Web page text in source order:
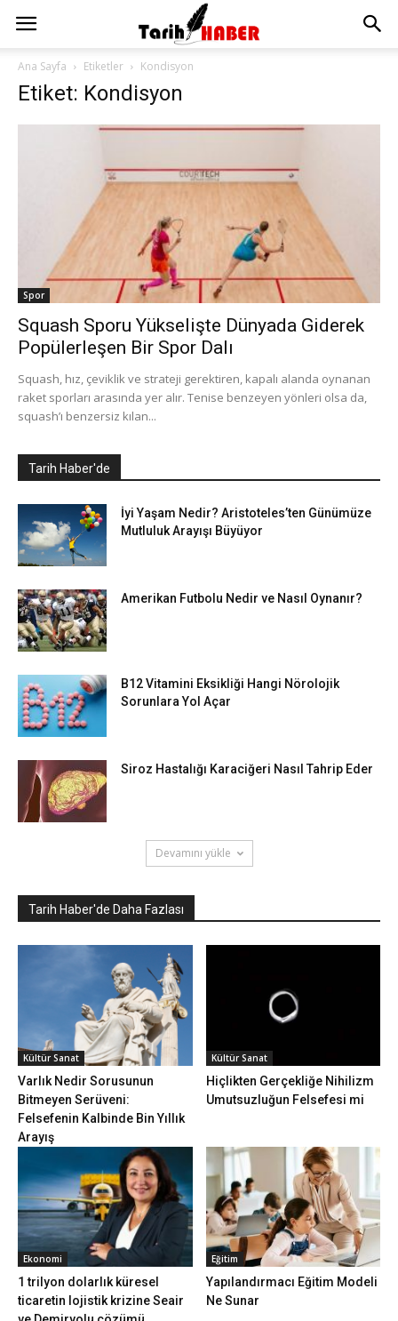
Ana Sayfa Etiketler Kondisyon
Etiket: Kondisyon
Spor
Squash Sporu Yükselişte Dünyada Giderek
Popülerleşen Bir Spor Dalı
Squash, hız, çeviklik ve strateji gerektiren, kapalı alanda oynanan
raket sporları arasında yer alır. Tenise benzeyen yönleri olsa da,
squash’ı benzersiz kılan...
Tarih Haber'de
İyi Yaşam Nedir? Aristoteles’ten Günümüze
Mutluluk Arayışı Büyüyor
Amerikan Futbolu Nedir ve Nasıl Oynanır?
B12 Vitamini Eksikliği Hangi Nörolojik
Sorunlara Yol Açar
Siroz Hastalığı Karaciğeri Nasıl Tahrip Eder
Devamını yükle
Tarih Haber'de Daha Fazlası
Kültür Sanat
Varlık Nedir Sorusunun
Bitmeyen Serüveni:
Felsefenin Kalbinde Bin Yıllık
Arayış
Kültür Sanat
Hiçlikten Gerçekliğe Nihilizm
Umutsuzluğun Felsefesi mi
Ekonomi
1 trilyon dolarlık küresel
ticaretin lojistik krizine Seair
Eğitim
Yapılandırmacı Eğitim Modeli
Ne Sunar